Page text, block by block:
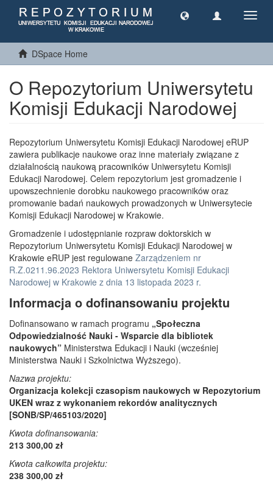
DSpace Home
O Repozytorium Uniwersytetu
Komisji Edukacji Narodowej
Repozytorium Uniwersytetu Komisji Edukacji Narodowej eRUP
zawiera publikacje naukowe oraz inne materiały związane z
działalnością naukową pracowników Uniwersytetu Komisji
Edukacji Narodowej. Celem repozytorium jest gromadzenie i
upowszechnienie dorobku naukowego pracowników oraz
promowanie badań naukowych prowadzonych w Uniwersytecie
Komisji Edukacji Narodowej w Krakowie.
Gromadzenie i udostępnianie rozpraw doktorskich w
Repozytorium Uniwersytetu Komisji Edukacji Narodowej w
Krakowie eRUP jest regulowane Zarządzeniem nr
R.Z.0211.96.2023 Rektora Uniwersytetu Komisji Edukacji
Narodowej w Krakowie z dnia 13 listopada 2023 r.
Informacja o dofinansowaniu projektu
Dofinansowano w ramach programu „Społeczna
Odpowiedzialność Nauki - Wsparcie dla bibliotek
naukowych” Ministerstwa Edukacji i Nauki (wcześniej
Ministerstwa Nauki i Szkolnictwa Wyższego).
Nazwa projektu:
Organizacja kolekcji czasopism naukowych w Repozytorium
UKEN wraz z wykonaniem rekordów analitycznych
[SONB/SP/465103/2020]
Kwota dofinansowania:
213 300,00 zł
Kwota całkowita projektu:
238 300,00 zł